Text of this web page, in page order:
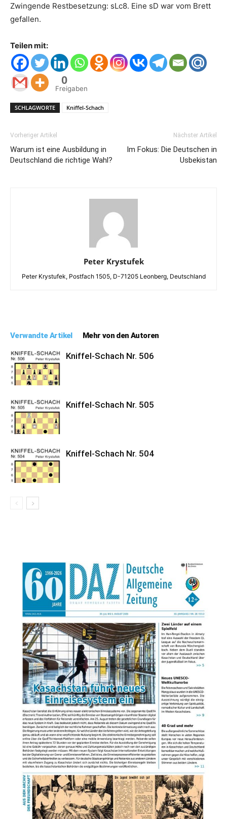
Zwingende Restbesetzung: sLc8. Eine sD war vom Brett
gefallen.
Teilen mit:
0
Freigaben
SCHLAGWORTE Kniffel-Schach
Vorheriger Artikel
Warum ist eine Ausbildung in
Deutschland die richtige Wahl?
Nächster Artikel
Im Fokus: Die Deutschen in
Usbekistan
Peter Krystufek
Peter Krystufek, Postfach 1505, D-71205 Leonberg, Deutschland
Verwandte Artikel Mehr von den Autoren
Kniffel-Schach Nr. 506
Kniffel-Schach Nr. 505
Kniffel-Schach Nr. 504